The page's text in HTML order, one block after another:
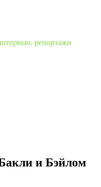
репортажи
и Бэйлом